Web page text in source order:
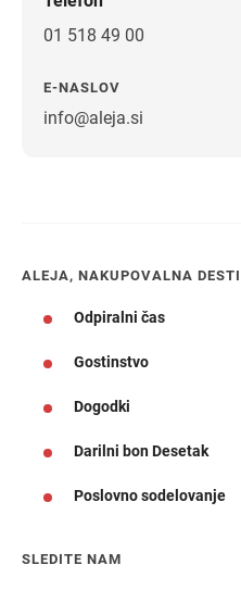
01 518 49 00
E-NASLOV
info@aleja.si
ALEJA, NAKUPOVALNA
Odpiralni čas
Gostinstvo
Dogodki
Darilni bon Desetak
Poslovno sodelovanje
SLEDITE NAM